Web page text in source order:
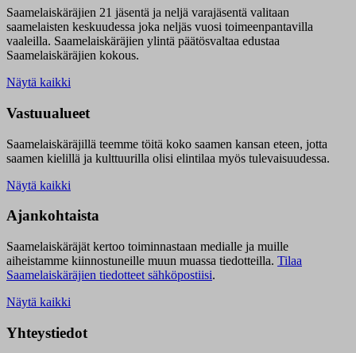
Saamelaiskäräjien 21 jäsentä ja neljä varajäsentä valitaan
saamelaisten keskuudessa joka neljäs vuosi toimeenpantavilla
vaaleilla. Saamelaiskäräjien ylintä päätösvaltaa edustaa
Saamelaiskäräjien kokous.
Näytä kaikki
Vastuualueet
Saamelaiskäräjillä teemme töitä koko saamen kansan eteen, jotta
saamen kielillä ja kulttuurilla olisi elintilaa myös tulevaisuudessa.
Näytä kaikki
Ajankohtaista
Saamelaiskäräjät kertoo toiminnastaan medialle ja muille
aiheistamme kiinnostuneille muun muassa tiedotteilla. Tilaa
Saamelaiskäräjien tiedotteet sähköpostiisi.
Näytä kaikki
Yhteystiedot